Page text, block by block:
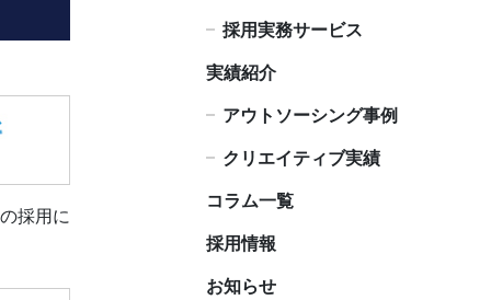
採用に
採用実務サービス
実績紹介
アウトソーシング事例
クリエイティブ実績
コラム一覧
採用情報
お知らせ